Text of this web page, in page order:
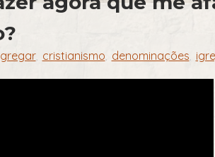
, cristianismo denominações